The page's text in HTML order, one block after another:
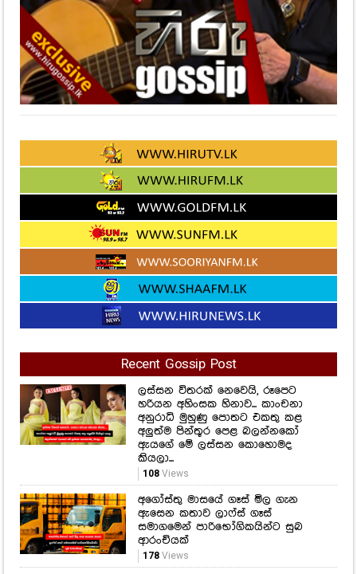
Recent Gossip Post
ලස්සන විතරක් නෙවෙයි, රූපෙට
හරියන අහිංසක හිනාව... කාංචනා
අනුරාධි මුහුණු පොතට එකතු කළ
අලුත්ම පින්තූර පෙළ බලන්නකෝ
ඇයගේ මේ ලස්සන කොහොමද
කියලා...
108Views
අගෝස්තු මාසයේ ගෑස් මිල ගැන
ඇසෙන කතාව ලාෆ්ස් ගෑස්
සමාගමෙන් පාරිභෝගිකයින්ට සුබ
ආරංචියක්
178Views